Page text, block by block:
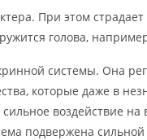
При этом
голова,
системы. Она
которые даже в
воздействие
подвержена сильной